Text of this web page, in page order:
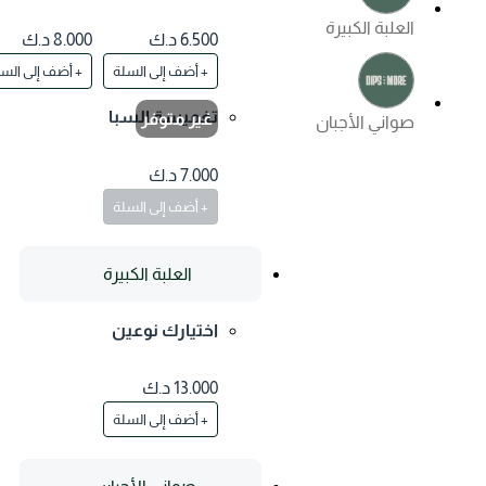
العلبة الكبيرة
صواني الأجبان
6.500 د.ك
+ أضف إلى السلة
8.000 د.ك
+ أضف إلى السلة
غير متوفر
تغميسة السبا
نخ بالفلفل
7.000 د.ك
+ أضف إلى السلة
العلبة الكبيرة
اختيارك نوعين
13.000 د.ك
+ أضف إلى السلة